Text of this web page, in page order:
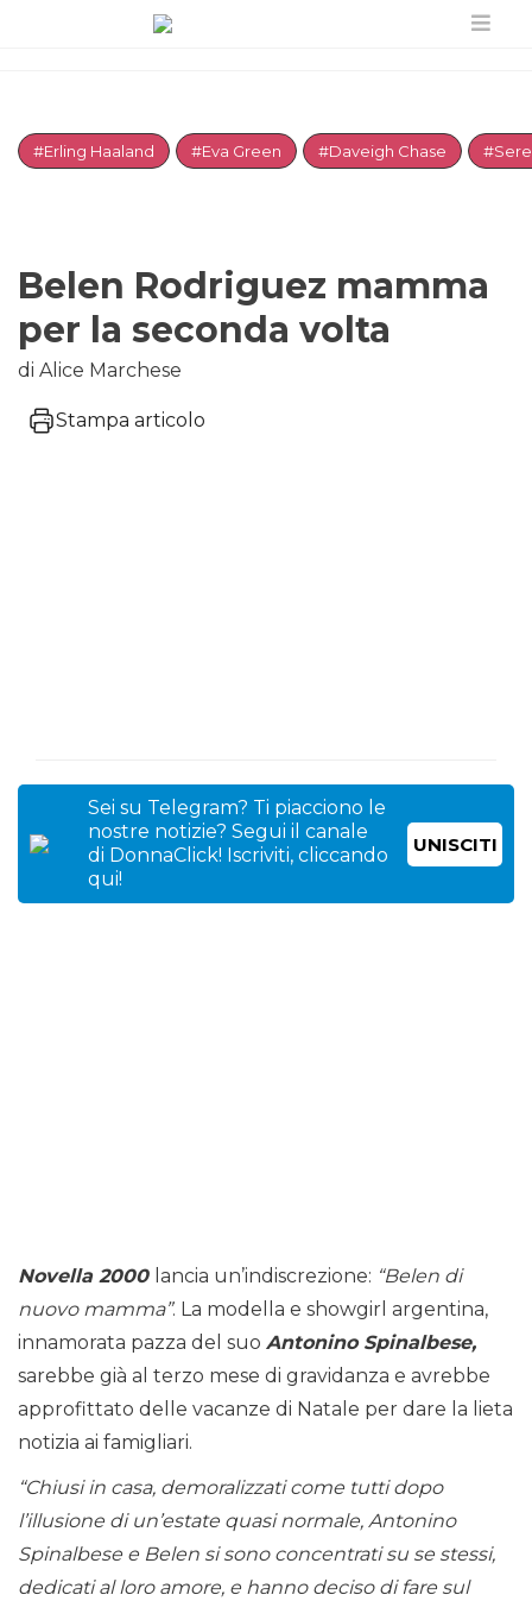
#Erling Haaland #Eva Green #Daveigh Chase
Belen Rodriguez mamma
per la seconda volta
di Alice Marchese
Stampa articolo
Sei su Telegram? Ti piacciono le
nostre notizie? Segui il canale
di DonnaClick! Iscriviti, cliccando
qui!
UNISCITI
Novella 2000 lancia un’indiscrezione: “Belen di
nuovo mamma”. La modella e showgirl argentina,
innamorata pazza del suo Antonino Spinalbese,
sarebbe già al terzo mese di gravidanza e avrebbe
approfittato delle vacanze di Natale per dare la lieta
notizia ai famigliari.
“Chiusi in casa, demoralizzati come tutti dopo
l’illusione di un’estate quasi normale, Antonino
Spinalbese e Belen si sono concentrati su se stessi,
dedicati al loro amore, e hanno deciso di fare sul